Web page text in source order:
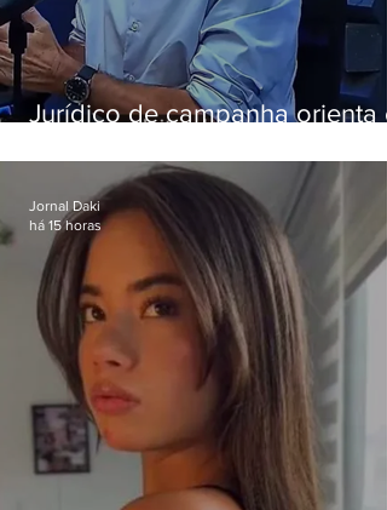
Jurídico de campanha orienta e
da Band
Jornal Daki
há 15 horas